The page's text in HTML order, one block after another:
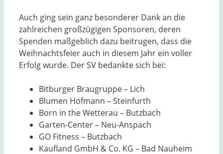
Auch ging sein ganz besonderer Dank an die
zahlreichen großzügigen Sponsoren, deren
Spenden maßgeblich dazu beitrugen, dass die
Weihnachtsfeier auch in diesem Jahr ein voller
Erfolg wurde. Der SV bedankte sich bei:
Bitburger Braugruppe – Lich
Blumen Hofmann – Steinfurth
Born in the Wetterau – Butzbach
Garten-Center – Neu-Anspach
GO Fitness – Butzbach
Kaufland GmbH & Co. KG – Bad Nauheim